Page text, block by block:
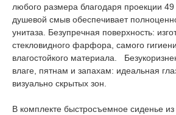
любого размера благодаря проекции
душевой смыв обеспечивает
унитаза. Безупречная поверхность:
стекловидного фарфора, самого
влагостойкого материала.
влаге, пятнам и запахам: идеальная
визуально скрытых зон.
В комплекте быстросъемное сиденье